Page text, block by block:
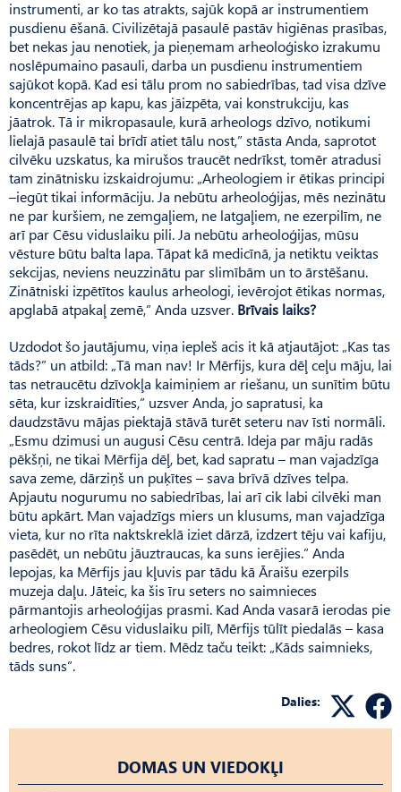
instrumenti, ar ko tas atrakts, sajūk kopā ar instrumentiem
pusdienu ēšanā. Civilizētajā pasaulē pastāv higiēnas prasības,
bet nekas jau nenotiek, ja pieņemam arheoloģisko izrakumu
noslēpumaino pasauli, darba un pusdienu instrumentiem
sajūkot kopā. Kad esi tālu prom no sabiedrības, tad visa dzīve
koncentrējas ap kapu, kas jāizpēta, vai konstrukciju, kas
jāatrok. Tā ir mikropasaule, kurā arheologs dzīvo, notikumi
lielajā pasaulē tai brīdī atiet tālu nost,” stāsta Anda, saprotot
cilvēku uzskatus, ka mirušos traucēt nedrīkst, tomēr atradusi
tam zinātnisku izskaidrojumu: „Arheologiem ir ētikas principi
–iegūt tikai informāciju. Ja nebūtu arheoloģijas, mēs nezinātu
ne par kuršiem, ne zemgaļiem, ne latgaļiem, ne ezerpilīm, ne
arī par Cēsu viduslaiku pili. Ja nebūtu arheoloģijas, mūsu
vēsture būtu balta lapa. Tāpat kā medicīnā, ja netiktu veiktas
sekcijas, neviens neuzzinātu par slimībām un to ārstēšanu.
Zinātniski izpētītos kaulus arheologi, ievērojot ētikas normas,
apglabā atpakaļ zemē,” Anda uzsver. Brīvais laiks?
Uzdodot šo jautājumu, viņa iepleš acis it kā atjautājot: „Kas tas
tāds?” un atbild: „Tā man nav! Ir Mērfijs, kura dēļ ceļu māju, lai
tas netraucētu dzīvokļa kaimiņiem ar riešanu, un sunītim būtu
sēta, kur izskraidīties,” uzsver Anda, jo sapratusi, ka
daudzstāvu mājas piektajā stāvā turēt seteru nav īsti normāli.
„Esmu dzimusi un augusi Cēsu centrā. Ideja par māju radās
pēkšņi, ne tikai Mērfija dēļ, bet, kad sapratu – man vajadzīga
sava zeme, dārziņš un puķītes – sava brīvā dzīves telpa.
Apjautu nogurumu no sabiedrības, lai arī cik labi cilvēki man
būtu apkārt. Man vajadzīgs miers un klusums, man vajadzīga
vieta, kur no rīta naktskreklā iziet dārzā, izdzert tēju vai kafiju,
pasēdēt, un nebūtu jāuztraucas, ka suns ierējies.” Anda
lepojas, ka Mērfijs jau kļuvis par tādu kā Āraišu ezerpils
muzeja daļu. Jāteic, ka šis īru seters no saimnieces
pārmantojis arheoloģijas prasmi. Kad Anda vasarā ierodas pie
arheologiem Cēsu viduslaiku pilī, Mērfijs tūlīt piedalās – kasa
bedres, rokot līdz ar tiem. Mēdz taču teikt: „Kāds saimnieks,
tāds suns”.
Dalies:
DOMAS UN VIEDOKĻI